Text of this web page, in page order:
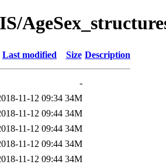
Last modified Size Description
-
11-12 09:34 34M
11-12 09:44 34M
11-12 09:44 34M
11-12 09:44 34M
11-12 09:44 34M